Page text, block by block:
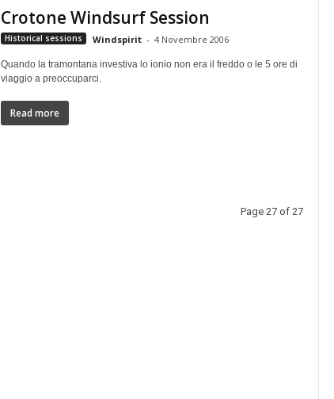
Crotone Windsurf Session
Historical sessions Windspirit - 4 Novembre 2006
Quando la tramontana investiva lo ionio non era il freddo o le 5 ore di
viaggio a preoccuparci.
Read more
Page 27 of 27